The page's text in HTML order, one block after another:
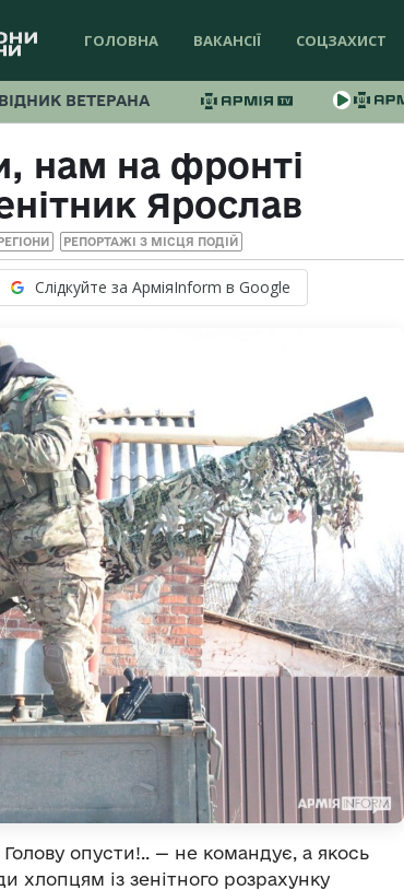
ГОЛОВНА ВАКАНСІЇ СОЦЗАХИСТ
ВЕТЕРАНА
нам на фронті
Ярослав
РЕПОРТАЖІ З МІСЦЯ ПОДІЙ
Слідкуйте за АрміяInform в Google
опусти!.. — не командує, а якось
хлопцям із зенітного розрахунку